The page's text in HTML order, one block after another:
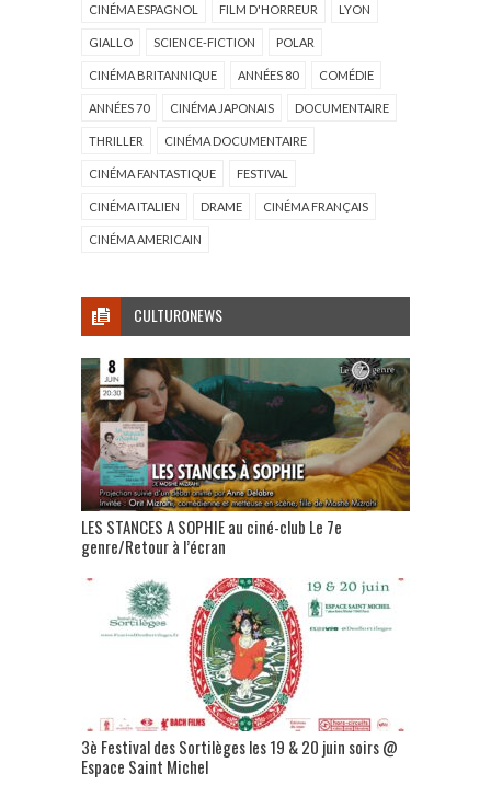
CINÉMA ESPAGNOL FILM D'HORREUR LYON
GIALLO SCIENCE-FICTION POLAR
CINÉMA BRITANNIQUE ANNÉES 80 COMÉDIE
ANNÉES 70 CINÉMA JAPONAIS DOCUMENTAIRE
THRILLER CINÉMA DOCUMENTAIRE
CINÉMA FANTASTIQUE FESTIVAL
CINÉMA ITALIEN DRAME CINÉMA FRANÇAIS
CINÉMA AMERICAIN
CULTURONEWS
LES STANCES A SOPHIE au ciné-club Le 7e
genre/Retour à l’écran
3è Festival des Sortilèges les 19 & 20 juin soirs @
Espace Saint Michel